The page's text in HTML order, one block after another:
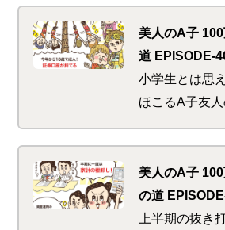
事の爺やから
あるも彼らに
期待に沿った
ョッピング」
か！？
美人のA子
道 EPISODE-
小学生とは思
ほこるA子友
たち。高校生
ちにもその才
しがられてい
開眼した彼ら
がうらやまし
美人のA子
の道
上半期の抜き